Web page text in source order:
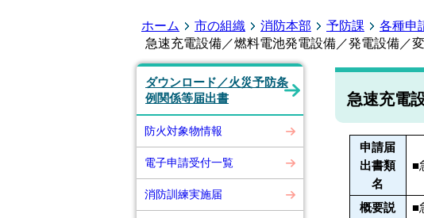
ホーム 市の組織 消防本部 予防課 各種申
急速充電設備／燃料電池発電設備／発電設備／
ダウンロード／火災予防条
例関係等届出書
防火対象物情報
電子申請受付一覧
消防訓練実施届
急速充電
申請届
出書類
名
■
概要説
■